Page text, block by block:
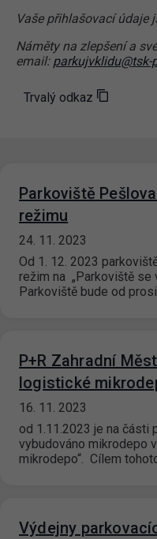
Vaše přihlašovací údaje
Náměty na zlepšení a
email: parkujvklidu@tsk-
Trvalý odkaz
Parkoviště
režimu
24. 11. 2023
Od 1. 12. 2023
režim na „Parkoviště se
Parkoviště bude od
P+R Zahradní
logistické
16. 11. 2023
od 1.11.2023 je na části
vybudováno mikrodepo
mikrodepo“. Cílem
Výdejny